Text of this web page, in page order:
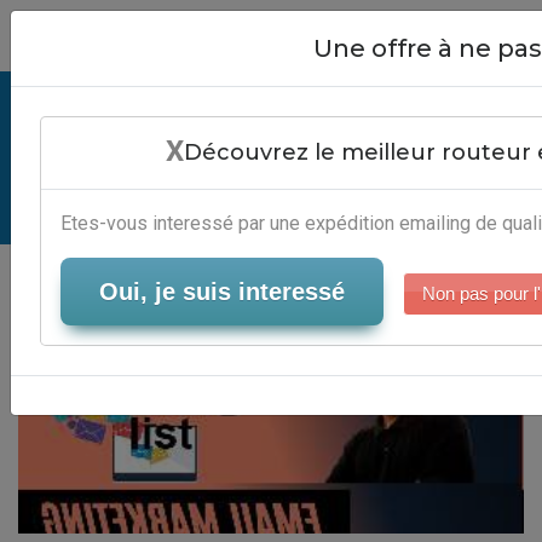
Gwt Mailing List - Logiciel
Marketing Email
Serveur-Emailing
Close
Une offre à ne
XDécouvrez le meilleur routeur
Etes-vous interessé par une expédition emailing de
Oui, je suis interessé Non pas pour